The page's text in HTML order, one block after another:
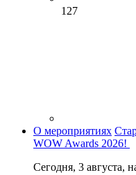
127
О мероприятиях
WOW Awards 2026!
Сегодня, 3 августа,